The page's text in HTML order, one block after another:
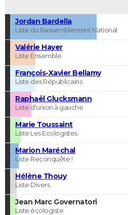
Jordan Bardella
Liste du Rassemblement National
Valérie Hayer
Liste Ensemble
François-Xavier Bellamy
Liste des Républicains
Raphaël Glucksmann
Liste d'union à gauche
Marie Toussaint
Liste Les Ecologistes
Marion Maréchal
Liste Reconquête !
Hélène Thouy
Liste Divers
Jean Marc Governatori
Liste écologiste